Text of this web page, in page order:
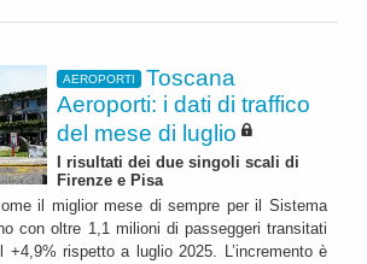
AEROPORTI
Toscana
Aeroporti: i dati di traffico
del mese di luglio
I risultati dei due singoli scali di
Firenze e Pisa
il miglior mese di sempre per il Sistema
con oltre 1,1 milioni di passeggeri transitati
+4,9% rispetto a luglio 2025. L’incremento è